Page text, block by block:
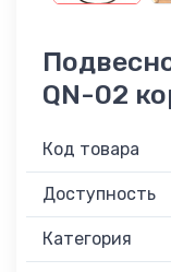
QN-02
Код товара
Доступность
Категория